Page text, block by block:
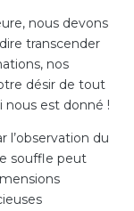
nous devons
transcender
nos
désir de tout
nous est donné !
l’observation du
souffle peut